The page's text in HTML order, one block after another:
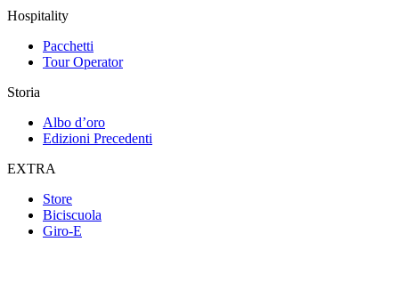
Hospitality
Pacchetti
Tour Operator
Storia
Albo d’oro
Edizioni Precedenti
EXTRA
Store
Biciscuola
Giro-E